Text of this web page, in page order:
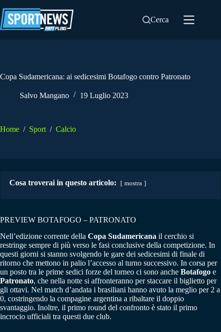
al
contenuto
Cerca
Copa Sudamericana: ai sedicesimi Botafogo contro Patronato
Salvo Mangano 19 Luglio 2023
Home / Sport / Calcio
Cosa troverai in questo articolo: mostra
PREVIEW BOTAFOGO – PATRONATO
Nell’edizione corrente della Copa Sudamericana il cerchio si
restringe sempre di più verso le fasi conclusive della competizione. In
questi giorni si stanno svolgendo le gare dei sedicesimi di finale di
ritorno che mettono in palio l’accesso al turno successivo. In corsa per
un posto tra le prime sedici forze del torneo ci sono anche Botafogo e
Patronato, che nella notte si affronteranno per staccare il biglietto per
gli ottavi. Nel match d’andata i brasiliani hanno avuto la meglio per 2 a
0, costringendo la compagine argentina a ribaltare il doppio
svantaggio. Inoltre, il primo round del confronto è stato il primo
incrocio ufficiali tra questi due club.